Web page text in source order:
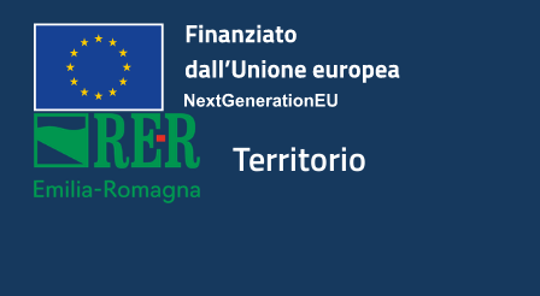
Leggi Atti Bandi
Piani Programmi
Territorio